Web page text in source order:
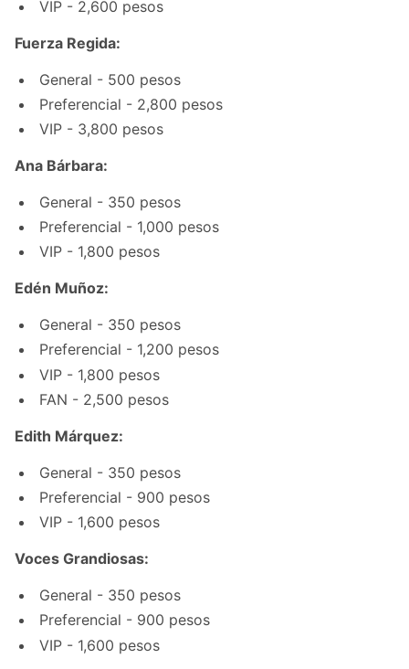
VIP - 2,600 pesos
Fuerza Regida:
General - 500 pesos
Preferencial - 2,800 pesos
VIP - 3,800 pesos
Ana Bárbara:
General - 350 pesos
Preferencial - 1,000 pesos
VIP - 1,800 pesos
Edén Muñoz:
General - 350 pesos
Preferencial - 1,200 pesos
VIP - 1,800 pesos
FAN - 2,500 pesos
Edith Márquez:
General - 350 pesos
Preferencial - 900 pesos
VIP - 1,600 pesos
Voces Grandiosas:
General - 350 pesos
Preferencial - 900 pesos
VIP - 1,600 pesos